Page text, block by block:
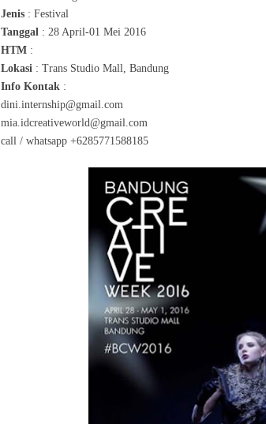
Jenis : Festival
Tanggal : 28 April-01 Mei 2016
HTM :
Lokasi : Trans Studio Mall, Bandung
Info Kontak :
dini.internship@gmail.com
mia.idcreativeworld@gmail.com
call / whatsapp +6285771588185